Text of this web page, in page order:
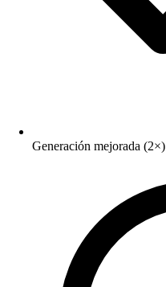
Generación mejorada (2×)